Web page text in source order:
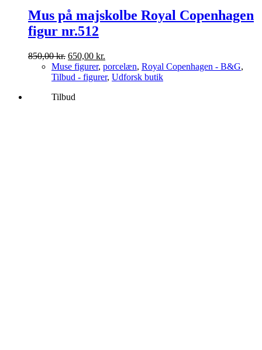
Mus på majskolbe Royal Copenhagen
figur nr.512
850,00kr. Den
oprindelige
pris
850,00 kr..
650,00 kr.
aktuelle
pris
Muse figurer, porcelæn, Royal Copenhagen - B&G,
Tilbud - figurer, Udforsk butik
Tilbud